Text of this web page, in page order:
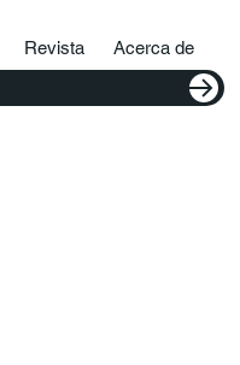
Revista Acerca de